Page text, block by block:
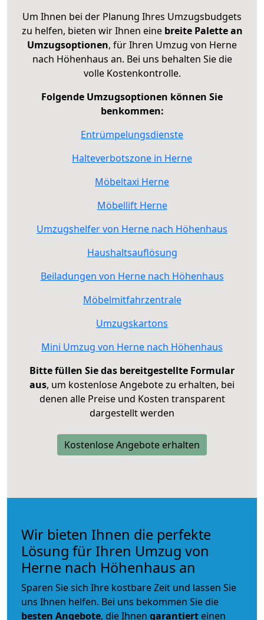
Um Ihnen bei der Planung Ihres Umzugsbudgets
zu helfen, bieten wir Ihnen eine breite Palette an
Umzugsoptionen, für Ihren Umzug von Herne
nach Höhenhaus an. Bei uns behalten Sie die
volle Kostenkontrolle.
Folgende Umzugsoptionen können Sie
benkommen:
Entrümpelungsdienste
Halteverbotszone in Herne
Möbeltaxi Herne
Möbellift Herne
Umzugshelfer von Herne nach Höhenhaus
Haushaltsauflösung
Beiladungen von Herne nach Höhenhaus
Möbelmitfahrzentrale
Umzugskartons
Mini Umzug von Herne nach Höhenhaus
Bitte füllen Sie das bereitgestellte Formular
aus, um kostenlose Angebote zu erhalten, bei
denen alle Preise und Kosten transparent
dargestellt werden
Kostenlose Angebote erhalten
Wir bieten Ihnen die perfekte
Lösung für Ihren Umzug von
Herne nach Höhenhaus an
Sparen Sie sich Ihre kostbare Zeit und lassen Sie
uns Ihnen helfen. Bei uns bekommen Sie die
besten Angebote, die Ihnen garantiert einen